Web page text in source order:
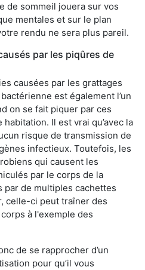
de sommeil jouera sur vos
mentales et sur le plan
rendu ne sera plus pareil.
par les piqûres de
causées par les grattages
est également l’un
on se fait piquer par ces
Il est vrai qu’avec la
risque de transmission de
infectieux. Toutefois, les
qui causent les
par le corps de la
par de multiples cachettes
celle-ci peut traîner des
à l'exemple des
de se rapprocher d’un
pour qu’il vous